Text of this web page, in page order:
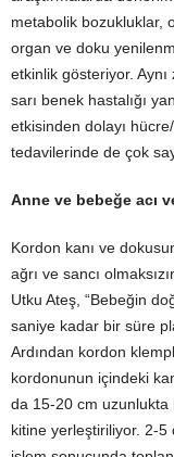
metabolik bozukluklar,
organ ve doku
etkinlik gösteriyor.
sarı benek hastalığı
etkisinden dolayı
tedavilerinde de çok
Anne ve bebeğe acı
Kordon kanı ve
ağrı ve sancı
Utku Ateş, “Bebeğin
saniye kadar bir süre
Ardından kordon
kordonunun içindeki
da 15-20 cm
kitine yerleştiriliyor. 2-5